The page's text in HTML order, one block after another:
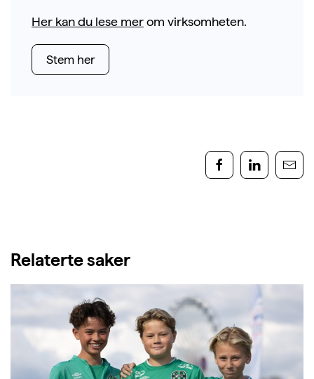
Her kan du lese merom virksomheten.
Stem her
Relaterte saker